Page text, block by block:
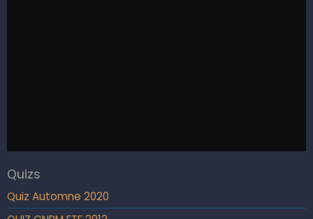
Quizs
Quiz Automne 2020